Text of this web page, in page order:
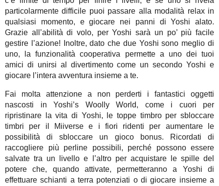
particolarmente difficile puoi passare alla modalità relax in
qualsiasi momento, e giocare nei panni di Yoshi alato.
Grazie all’abilità di volo, per Yoshi sarà un po’ più facile
gestire l’azione! Inoltre, dato che due Yoshi sono meglio di
uno, la funzionalità cooperativa permette a uno dei tuoi
amici di unirsi al divertimento come un secondo Yoshi e
giocare l’intera avventura insieme a te.
Fai molta attenzione a non perderti i fantastici oggetti
nascosti in Yoshi’s Woolly World, come i cuori per
ripristinare la vita di Yoshi, le toppe timbro per sbloccare
timbri per il Miiverse e i fiori ridenti per aumentare le
possibilità di sbloccare un gioco bonus. Ricordati di
raccogliere più perline possibili, perché possono essere
salvate tra un livello e l’altro per acquistare le spille del
potere che, quando attivate, permetteranno a Yoshi di
effettuare schianti a terra potenziati o di giocare insieme a